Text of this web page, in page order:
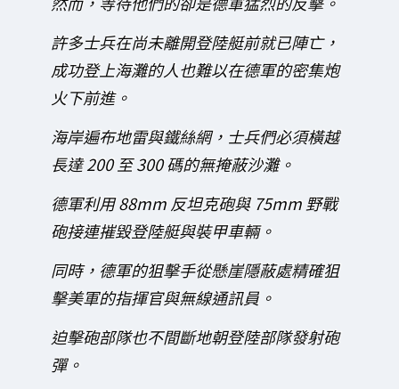
許多士兵在尚未離開登陸艇前就已陣亡，
成功登上海灘的人也難以在德軍的密集炮
火下前進。
海岸遍布地雷與鐵絲網，士兵們必須橫越
長達 200 至 300 碼的無掩蔽沙灘。
德軍利用 88mm 反坦克砲與 75mm 野戰
砲接連摧毀登陸艇與裝甲車輛。
同時，德軍的狙擊手從懸崖隱蔽處精確狙
擊美軍的指揮官與無線通訊員。
迫擊砲部隊也不間斷地朝登陸部隊發射砲
彈。